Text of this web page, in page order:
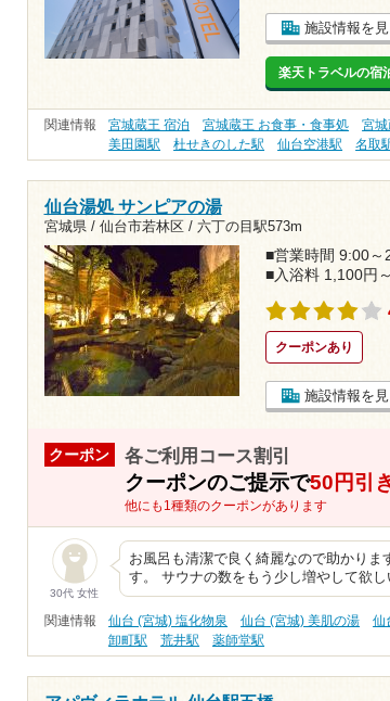
施設情報を
楽天トラベルの宿
関連情報 宮城蔵王 宿泊 宮城蔵王 お食事・食事処 宮城
美田園駅
杜せきのした駅 仙台空港駅 名取
仙台湯処 サンピアの湯
宮城県 / 仙台市若林区 / 六丁の目駅573m
■営業時間 9:00～
■入浴料 1,100円～
クーポンあり
施設情報を
クーポン 各ご利用コース割引
クーポンのご提示で50円引
他にも1種類のクーポンがあります
30代 女性
お風呂も清潔で良く綺麗なので助かりま
す。 サウナの数をもう少し増やして欲
関連情報 仙台 (宮城) 塩化物泉 仙台 (宮城) 美肌の湯 仙
卸町駅
荒井駅 薬師堂駅